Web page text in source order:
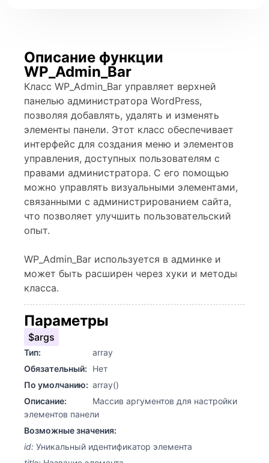
Описание функции
WP_Admin_Bar
Класс WP_Admin_Bar управляет верхней
панелью администратора WordPress,
позволяя добавлять, удалять и изменять
элементы панели. Этот класс обеспечивает
интерфейс для создания меню и элементов
управления, доступных пользователям с
правами администратора. С его помощью
можно управлять визуальными элементами,
связанными с администрированием сайта,
что позволяет улучшить пользовательский
опыт.
WP_Admin_Bar используется в админке и
может быть расширен через хуки и методы
класса.
Параметры
$args
Тип:
array
Обязательный:
Нет
По умолчанию: array()
Описание:
Массив аргументов для настройки
элементов панели
Возможные значения:
id: Уникальный идентификатор элемента